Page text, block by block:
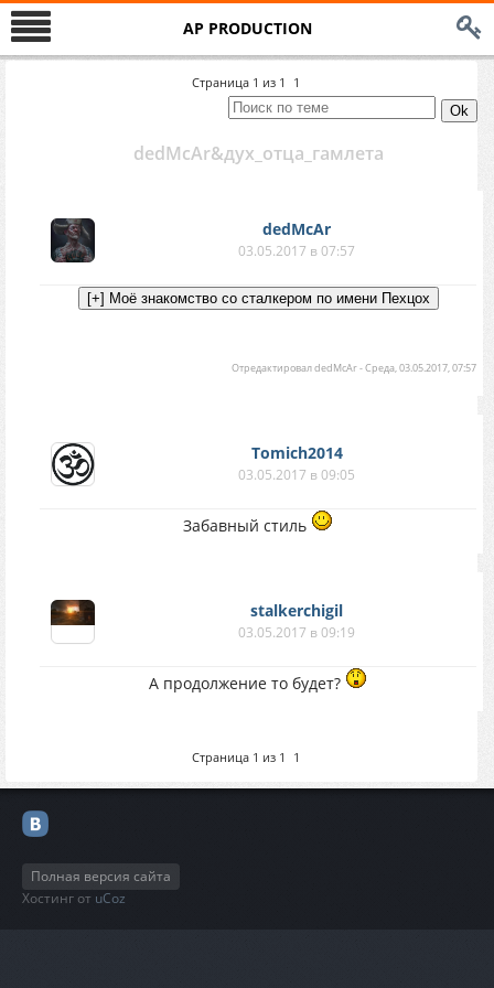
AP PRODUCTION
Страница 1 из 1 1
dedMcAr&дух_отца_гамлета
dedMcAr
03.05.2017 в 07:57
ОтредактировалdedMcAr-Среда, 03.05.2017, 07:57
Tomich2014
03.05.2017 в 09:05
Забавный стиль
stalkerchigil
03.05.2017 в 09:19
А продолжение то будет?
Страница 1 из 1 1
Полная версия сайта
Хостинг от uCoz